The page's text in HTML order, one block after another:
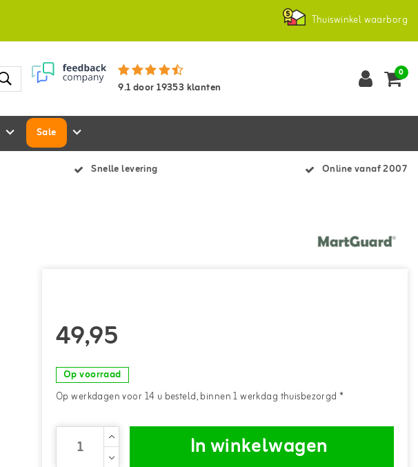
Thuiswinkel waarborg
9.1door19353 klanten
0
Sale
Snelle levering Online vanaf 2007
49,95
Op voorraad
Op werkdagen voor 14 u besteld, binnen 1 werkdag thuisbezorgd *
In winkelwagen